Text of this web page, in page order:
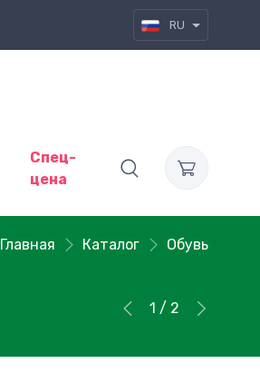
RU
Спец-
цена
Главная Каталог Обувь
1 / 2